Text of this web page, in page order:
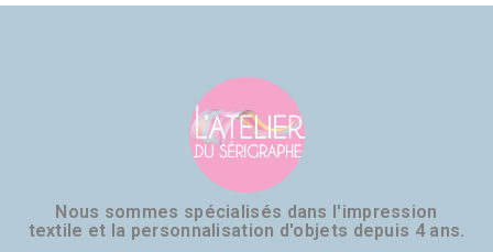
Nous sommes spécialisés dans l'impression
textile et la personnalisation d'objets depuis 4 ans.